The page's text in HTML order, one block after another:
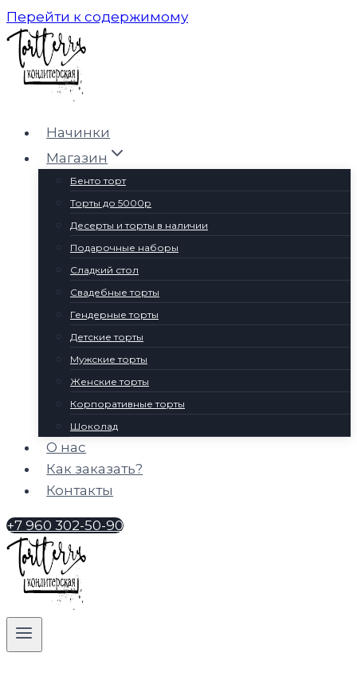
Перейти к содержимому
Начинки
Магазин
Бенто торт
Торты до 5000р
Десерты и торты в наличии
Подарочные наборы
Сладкий стол
Свадебные торты
Гендерные торты
Детские торты
Мужские торты
Женские торты
Корпоративные торты
Шоколад
О нас
Как заказать?
Контакты
+7 960 302-50-90